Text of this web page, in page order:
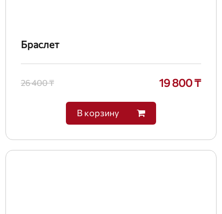
Браслет
26 400 ₸ 19 800 ₸
В корзину